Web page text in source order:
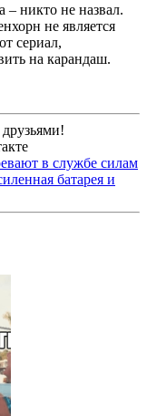
никто не назвал.
не является
сериал,
на карандаш.
в службе силам
батарея и